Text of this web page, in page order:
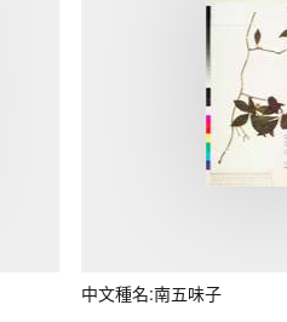
中文種名:南五味子